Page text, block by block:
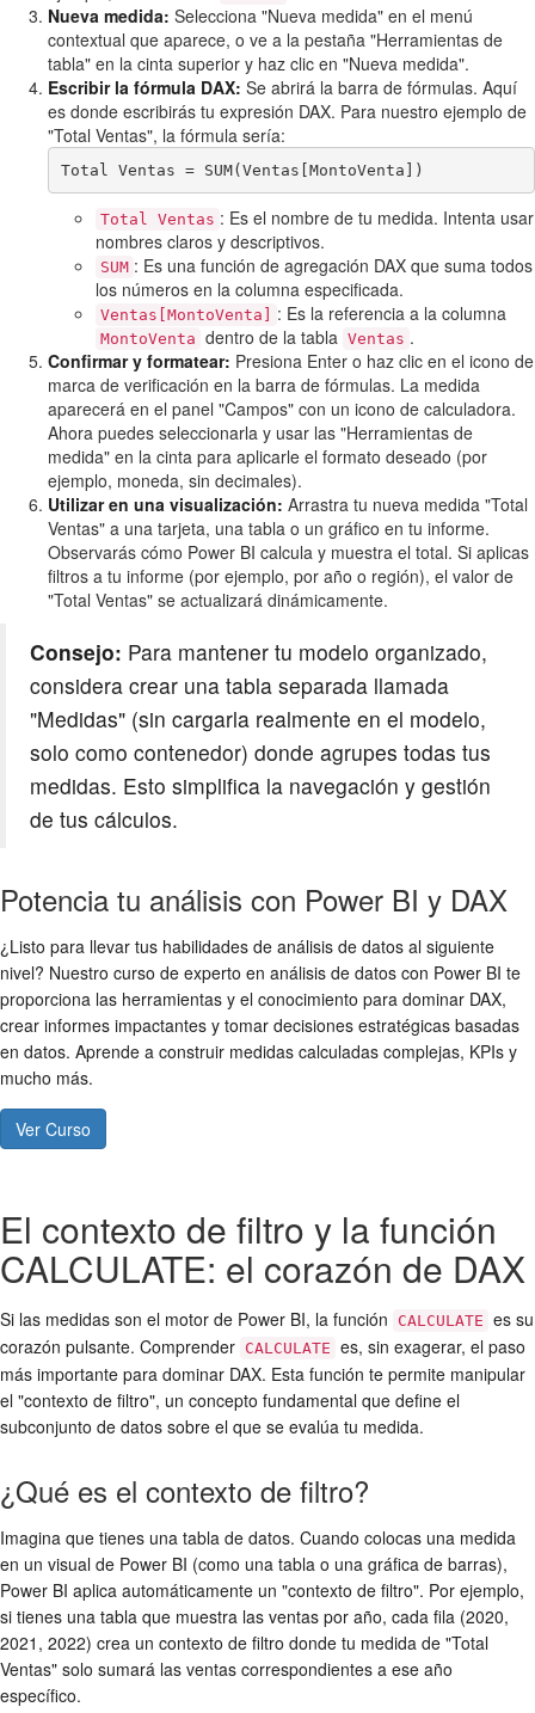
Nueva medida: Selecciona "Nueva medida" en el menú
contextual que aparece, o ve a la pestaña "Herramientas de
tabla" en la cinta superior y haz clic en "Nueva medida".
Escribir la fórmula DAX: Se abrirá la barra de fórmulas. Aquí
es donde escribirás tu expresión DAX. Para nuestro ejemplo de
"Total Ventas", la fórmula sería:
Total Ventas = SUM(Ventas[MontoVenta])
Total Ventas : Es el nombre de tu medida. Intenta usar
nombres claros y descriptivos.
SUM : Es una función de agregación DAX que suma todos
los números en la columna especificada.
Ventas[MontoVenta] : Es la referencia a la columna
MontoVenta dentro de la tabla Ventas .
Confirmar y formatear: Presiona Enter o haz clic en el icono de
marca de verificación en la barra de fórmulas. La medida
aparecerá en el panel "Campos" con un icono de calculadora.
Ahora puedes seleccionarla y usar las "Herramientas de
medida" en la cinta para aplicarle el formato deseado (por
ejemplo, moneda, sin decimales).
Utilizar en una visualización: Arrastra tu nueva medida "Total
Ventas" a una tarjeta, una tabla o un gráfico en tu informe.
Observarás cómo Power BI calcula y muestra el total. Si aplicas
filtros a tu informe (por ejemplo, por año o región), el valor de
"Total Ventas" se actualizará dinámicamente.
Consejo: Para mantener tu modelo organizado,
considera crear una tabla separada llamada
"Medidas" (sin cargarla realmente en el modelo,
solo como contenedor) donde agrupes todas tus
medidas. Esto simplifica la navegación y gestión
de tus cálculos.
Potencia tu análisis con Power BI y DAX
¿Listo para llevar tus habilidades de análisis de datos al siguiente
nivel? Nuestro curso de experto en análisis de datos con Power BI te
proporciona las herramientas y el conocimiento para dominar DAX,
crear informes impactantes y tomar decisiones estratégicas basadas
en datos. Aprende a construir medidas calculadas complejas, KPIs y
mucho más.
Ver Curso
El contexto de filtro y la función
CALCULATE: el corazón de DAX
Si las medidas son el motor de Power BI, la función CALCULATE es su
corazón pulsante. Comprender CALCULATE es, sin exagerar, el paso
más importante para dominar DAX. Esta función te permite manipular
el "contexto de filtro", un concepto fundamental que define el
subconjunto de datos sobre el que se evalúa tu medida.
¿Qué es el contexto de filtro?
Imagina que tienes una tabla de datos. Cuando colocas una medida
en un visual de Power BI (como una tabla o una gráfica de barras),
Power BI aplica automáticamente un "contexto de filtro". Por ejemplo,
si tienes una tabla que muestra las ventas por año, cada fila (2020,
2021, 2022) crea un contexto de filtro donde tu medida de "Total
Ventas" solo sumará las ventas correspondientes a ese año
específico.